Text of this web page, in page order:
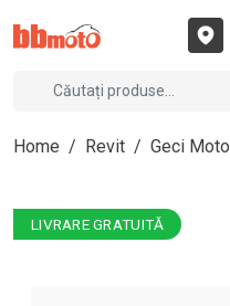
Home / Revit / Geci Moto
LIVRARE GRATUITĂ